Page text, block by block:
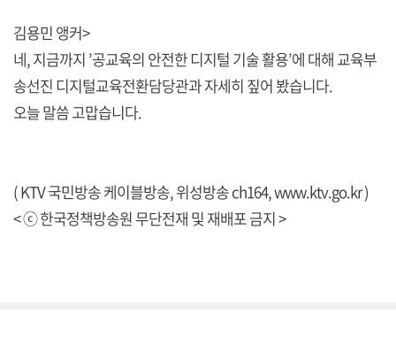
김용민 앵커>
네, 지금까지 ’공교육의 안전한 디지털 기술 활용’에 대해 교육부
송선진 디지털교육전환담당관과 자세히 짚어 봤습니다.
오늘 말씀 고맙습니다.
( KTV 국민방송 케이블방송, 위성방송 ch164,www.ktv.go.kr)
< ⓒ 한국정책방송원 무단전재 및 재배포 금지 >